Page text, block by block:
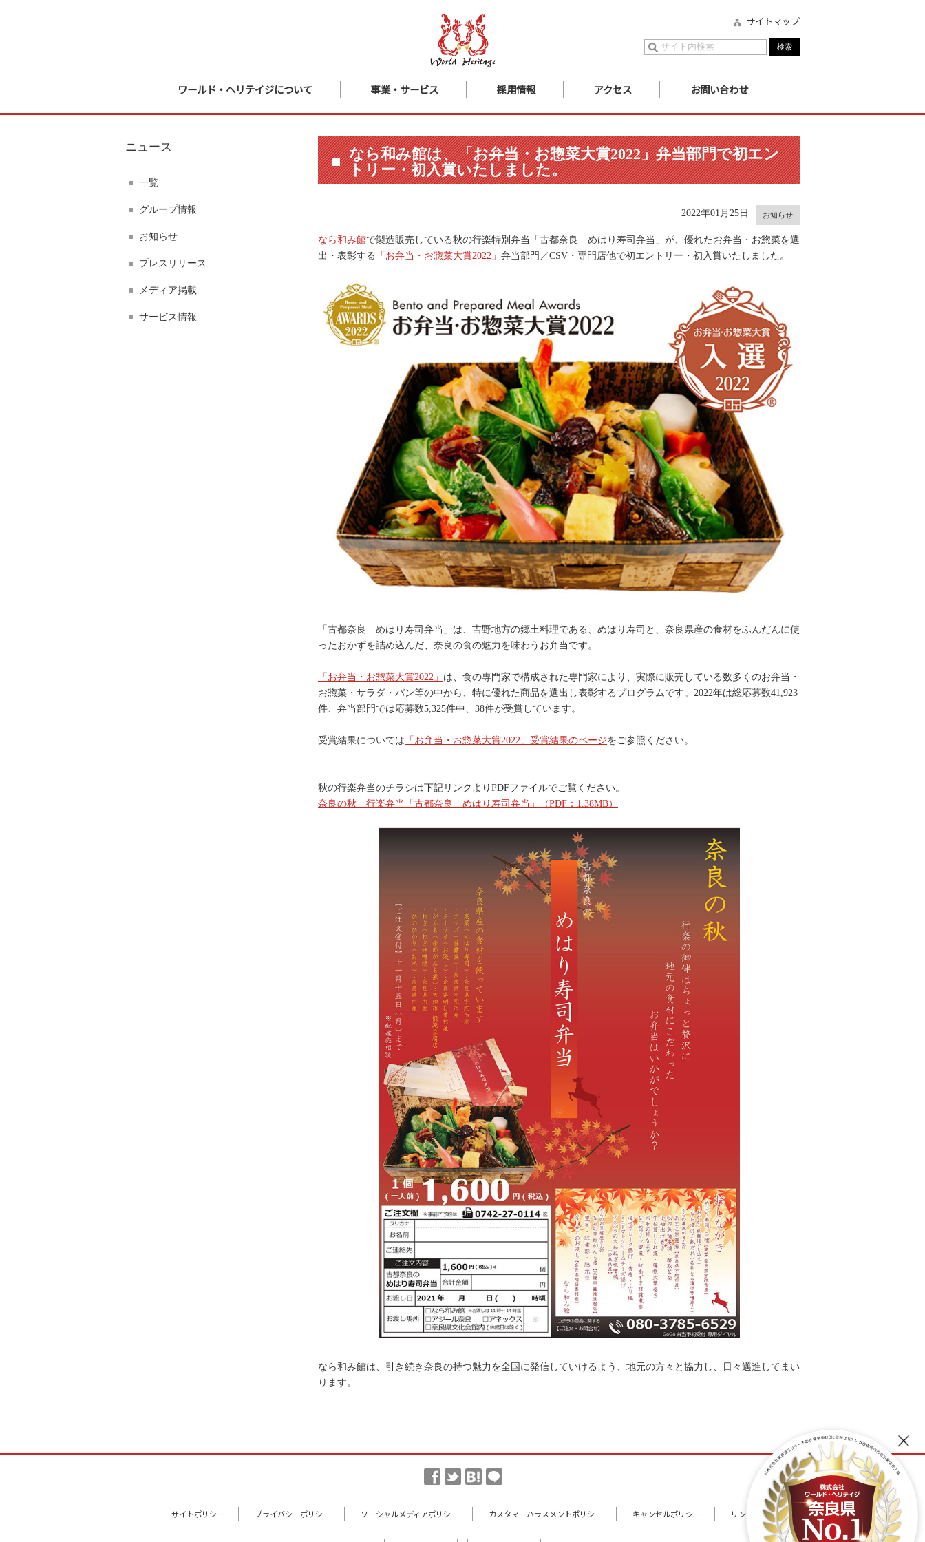
ワールド・ヘリテイジについて 事業・サービス 採用情報 アクセス お問い合わせ
サイトマップ
なら和み館は、「お弁当・お惣菜大賞2022」弁当部門で初エン
トリー・初入賞いたしました。
お知らせ
2022年01月25日
なら和み館で製造販売している秋の行楽特別弁当「古都奈良 めはり寿司弁当」が、優れたお弁当・お惣菜を選
出・表彰する
「お弁当・お惣菜大賞2022」 弁当部門／CSV・専門店他で初エントリー・初入賞いたしました。
「古都奈良 めはり寿司弁当」は、吉野地方の郷土料理である、めはり寿司と、奈良県産の食材をふんだんに使
ったおかずを詰め込んだ、奈良の食の魅力を味わうお弁当です。
「お弁当・お惣菜大賞2022」 は、食の専門家で構成された専門家により、実際に販売している数多くのお弁当・
お惣菜・サラダ・パン等の中から、特に優れた商品を選出し表彰するプログラムです。2022年は総応募数41,923
件、弁当部門では応募数5,325件中、38件が受賞しています。
受賞結果については 「お弁当・お惣菜大賞2022」受賞結果のページをご参照ください。
秋の行楽弁当のチラシは下記リンクよりPDFファイルでご覧ください。
奈良の秋 行楽弁当「古都奈良 めはり寿司弁当」（PDF：1.38MB）
なら和み館は、引き続き奈良の持つ魅力を全国に発信していけるよう、地元の方々と協力し、日々邁進してまい
ります。
ニュース
一覧
グループ情報
お知らせ
プレスリリース
メディア掲載
サービス情報
サイトポリシー プライバシーポリシー ソーシャルメディアポリシー カスタマーハラスメントポリシー キャンセルポリシー リンク